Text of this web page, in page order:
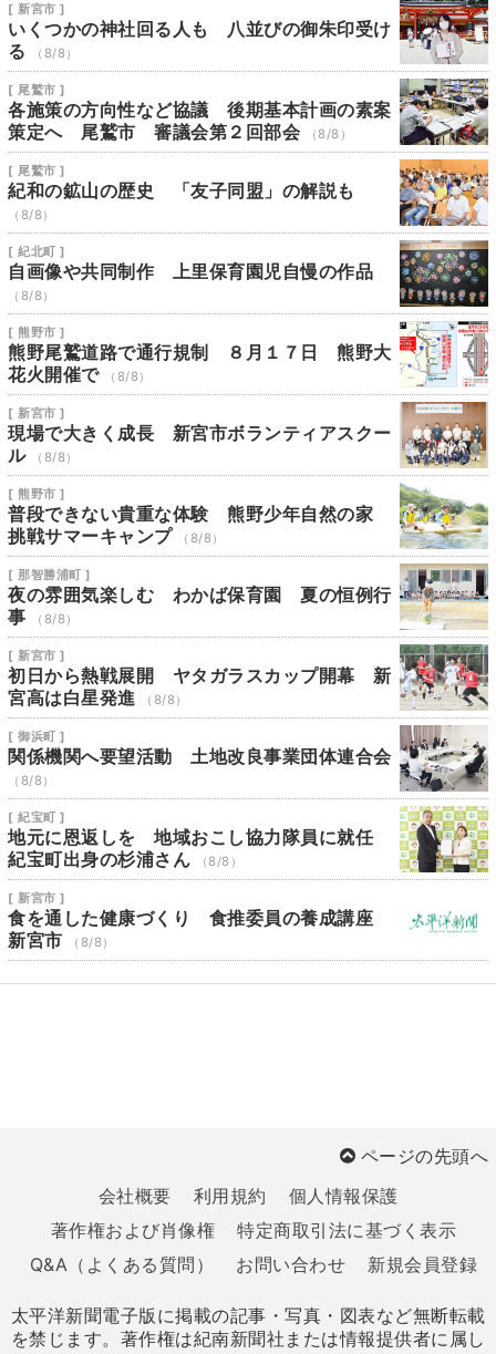
[ 新宮市 ]
いくつかの神社回る人も 八並びの御朱印受け
る
（8/8）
[ 尾鷲市 ]
各施策の方向性など協議 後期基本計画の素案
策定へ 尾鷲市 審議会第２回部会
（8/8）
[ 尾鷲市 ]
紀和の鉱山の歴史 「友子同盟」の解説も
（8/8）
[ 紀北町 ]
自画像や共同制作 上里保育園児自慢の作品
（8/8）
[ 熊野市 ]
熊野尾鷲道路で通行規制 ８月１７日 熊野大
花火開催で
（8/8）
[ 新宮市 ]
現場で大きく成長 新宮市ボランティアスクー
ル
（8/8）
[ 熊野市 ]
普段できない貴重な体験 熊野少年自然の家
挑戦サマーキャンプ
（8/8）
[ 那智勝浦町 ]
夜の雰囲気楽しむ わかば保育園 夏の恒例行
事
（8/8）
[ 新宮市 ]
初日から熱戦展開 ヤタガラスカップ開幕 新
宮高は白星発進
（8/8）
[ 御浜町 ]
関係機関へ要望活動 土地改良事業団体連合会
（8/8）
[ 紀宝町 ]
地元に恩返しを 地域おこし協力隊員に就任
紀宝町出身の杉浦さん
（8/8）
[ 新宮市 ]
食を通した健康づくり 食推委員の養成講座
新宮市
（8/8）
ページの先頭へ
会社概要
利用規約
個人情報保護
著作権および肖像権
特定商取引法に基づく表示
Q&A（よくある質問）
お問い合わせ 新規会員登録
太平洋新聞電子版に掲載の記事・写真・図表など無断転載
を禁じます。著作権は紀南新聞社または情報提供者に属し